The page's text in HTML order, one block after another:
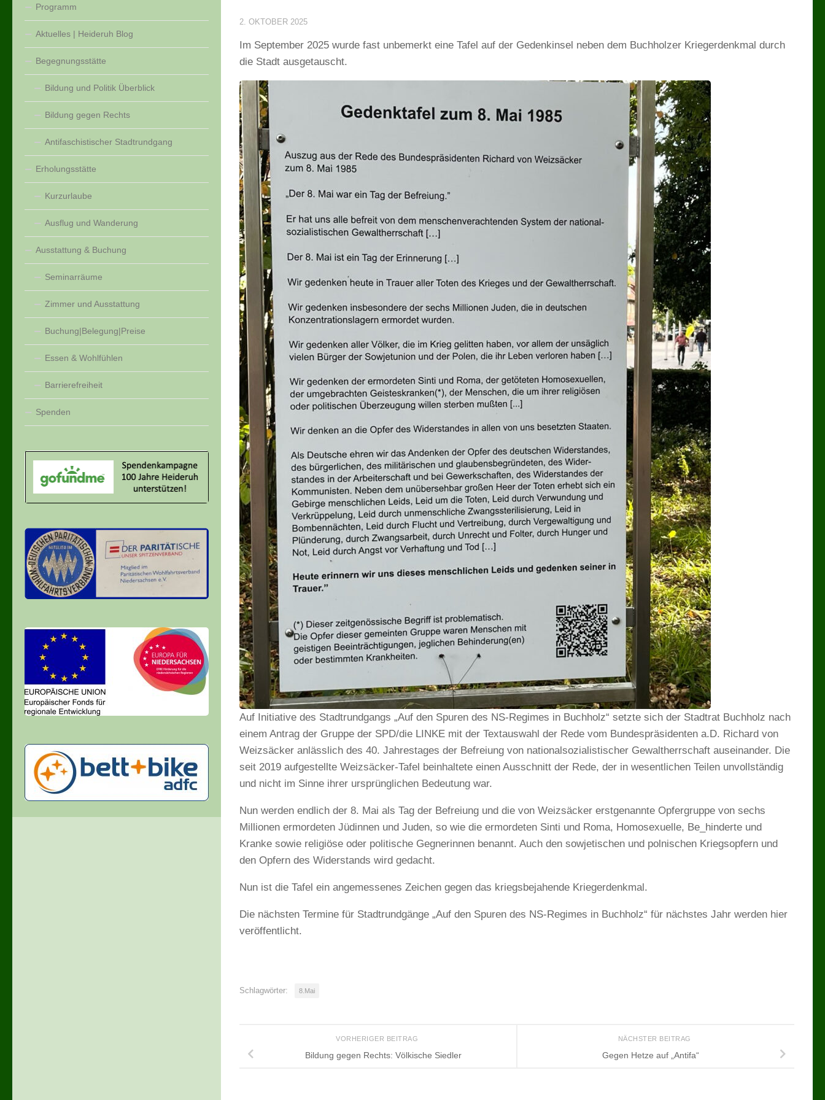
2. OKTOBER 2025
Im September 2025 wurde fast unbemerkt eine Tafel auf der Gedenkinsel neben dem Buchholzer Kriegerdenkmal durch
die Stadt ausgetauscht.
Auf Initiative des Stadtrundgangs „Auf den Spuren des NS-Regimes in Buchholz“ setzte sich der Stadtrat Buchholz nach
einem Antrag der Gruppe der SPD/die LINKE mit der Textauswahl der Rede vom Bundespräsidenten a.D. Richard von
Weizsäcker anlässlich des 40. Jahrestages der Befreiung von nationalsozialistischer Gewaltherrschaft auseinander. Die
seit 2019 aufgestellte Weizsäcker-Tafel beinhaltete einen Ausschnitt der Rede, der in wesentlichen Teilen unvollständig
und nicht im Sinne ihrer ursprünglichen Bedeutung war.
Nun werden endlich der 8. Mai als Tag der Befreiung und die von Weizsäcker erstgenannte Opfergruppe von sechs
Millionen ermordeten Jüdinnen und Juden, so wie die ermordeten Sinti und Roma, Homosexuelle, Be_hinderte und
Kranke sowie religiöse oder politische Gegnerinnen benannt. Auch den sowjetischen und polnischen Kriegsopfern und
den Opfern des Widerstands wird gedacht.
Nun ist die Tafel ein angemessenes Zeichen gegen das kriegsbejahende Kriegerdenkmal.
Die nächsten Termine für Stadtrundgänge „Auf den Spuren des NS-Regimes in Buchholz“ für nächstes Jahr werden hier
veröffentlicht.
Schlagwörter: 8.Mai
NÄCHSTER BEITRAG
Gegen Hetze auf „Antifa“
VORHERIGER BEITRAG
Bildung gegen Rechts: Völkische Siedler
Programm
Aktuelles | Heideruh Blog
Begegnungsstätte
Bildung und Politik Überblick
Bildung gegen Rechts
Antifaschistischer Stadtrundgang
Erholungsstätte
Kurzurlaube
Ausflug und Wanderung
Ausstattung & Buchung
Seminarräume
Zimmer und Ausstattung
Buchung|Belegung|Preise
Essen & Wohlfühlen
Barrierefreiheit
Spenden